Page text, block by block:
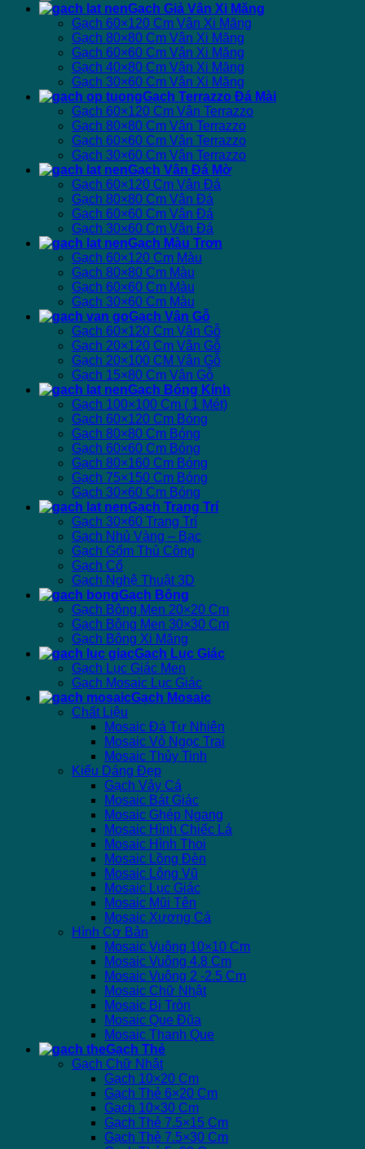
Gạch Giả Vân Xi Măng
Gạch 60×120 Cm Vân Xi Măng
Gạch 80×80 Cm Vân Xi Măng
Gạch 60×60 Cm Vân Xi Măng
Gạch 40×80 Cm Vân Xi Măng
Gạch 30×60 Cm Vân Xi Măng
Gạch Terrazzo Đá Mài
Gạch 60×120 Cm Vân Terrazzo
Gạch 80×80 Cm Vân Terrazzo
Gạch 60×60 Cm Vân Terrazzo
Gạch 30×60 Cm Vân Terrazzo
Gạch Vân Đá Mờ
Gạch 60×120 Cm Vân Đá
Gạch 80×80 Cm Vân Đá
Gạch 60×60 Cm Vân Đá
Gạch 30×60 Cm Vân Đá
Gạch Màu Trơn
Gạch 60×120 Cm Màu
Gạch 80×80 Cm Màu
Gạch 60×60 Cm Màu
Gạch 30×60 Cm Màu
Gạch Vân Gỗ
Gạch 60×120 Cm Vân Gỗ
Gạch 20×120 Cm Vân Gỗ
Gạch 20×100 CM Vân Gỗ
Gạch 15×80 Cm Vân Gỗ
Gạch Bóng Kính
Gạch 100×100 Cm ( 1 Mét)
Gạch 60×120 Cm Bóng
Gạch 80×80 Cm Bóng
Gạch 60×60 Cm Bóng
Gạch 80×160 Cm Bóng
Gạch 75×150 Cm Bóng
Gạch 30×60 Cm Bóng
Gạch Trang Trí
Gạch 30×60 Trang Trí
Gạch Nhủ Vàng – Bạc
Gạch Gốm Thủ Công
Gạch Cổ
Gạch Nghệ Thuật 3D
Gạch Bông
Gạch Bông Men 20×20 Cm
Gạch Bông Men 30×30 Cm
Gạch Bông Xi Măng
Gạch Lục Giác
Gạch Lục Giác Men
Gạch Mosaic Lục Giác
Gạch Mosaic
Chất Liệu
Mosaic Đá Tự Nhiên
Mosaic Vỏ Ngọc Trai
Mosaic Thủy Tinh
Kiểu Dáng Đẹp
Gạch Vảy Cá
Mosaic Bát Giác
Mosaic Ghép Ngang
Mosaic Hình Chiếc Lá
Mosaic Hình Thoi
Mosaic Lồng Đèn
Mosaic Lông Vũ
Mosaic Lục Giác
Mosaic Mũi Tên
Mosaic Xương Cá
Hình Cơ Bản
Mosaic Vuông 10×10 Cm
Mosaic Vuông 4.8 Cm
Mosaic Vuông 2 -2.5 Cm
Mosaic Chữ Nhật
Mosaic Bi Tròn
Mosaic Que Đũa
Mosaic Thanh Que
Gạch Thẻ
Gạch Chữ Nhật
Gạch 10×20 Cm
Gạch Thẻ 6×20 Cm
Gạch 10×30 Cm
Gạch Thẻ 7.5×15 Cm
Gạch Thẻ 7.5×30 Cm